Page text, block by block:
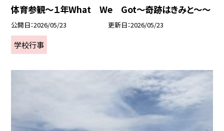
体育参観～１年What We Got～奇跡はきみと～～
公開日 2026/05/23 更新日 2026/05/23
学校行事